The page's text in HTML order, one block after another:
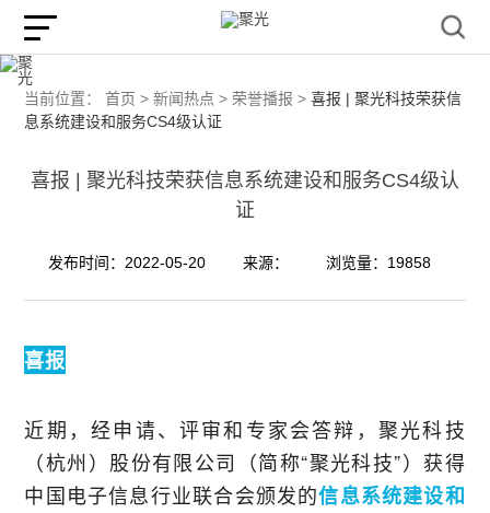
当前位置： 首页 > 新闻热点 > 荣誉播报 > 喜报 | 聚光科技荣获信
息系统建设和服务CS4级认证
喜报 | 聚光科技荣获信息系统建设和服务CS4级认
证
发布时间：2022-05-20 来源： 浏览量：19858
喜报
近期，经申请、评审和专家会答辩，聚光科技
（杭州）股份有限公司（简称“聚光科技”）获得
中国电子信息行业联合会颁发的信息系统建设和